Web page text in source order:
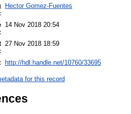
Hector Gomez-Fuentes
14 Nov 2018 20:54
27 Nov 2018 18:59
http://hdl.handle.net/10760/33695
for this record